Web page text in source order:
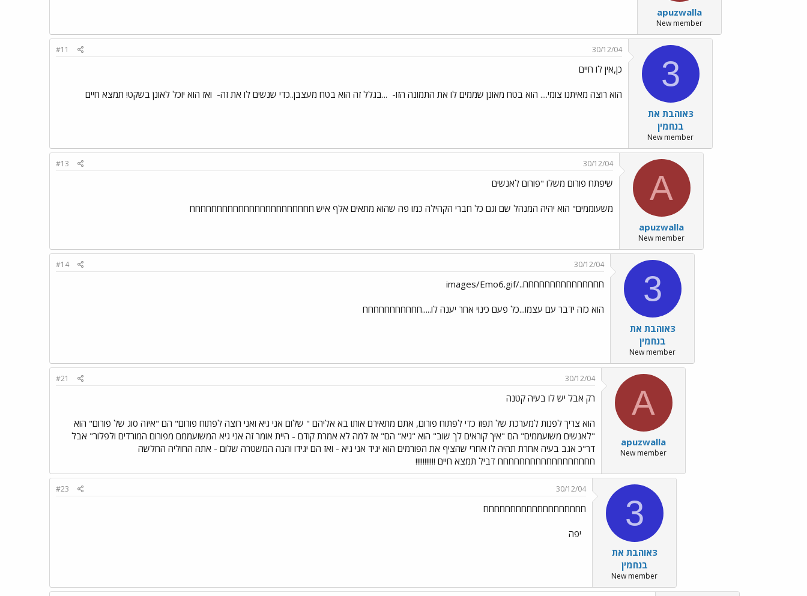
apuzwalla
New member
3
3אוהבת את
בנחמין
New member
30/12/04
#11
כן,אין לו חיים
הוא רוצה מאיתנו צומי.... הוא בטח מאונן שממים לו את התמונה הזו- ...בגלל זה הוא בטח מעצבן..כדי שנשים לו את זה- ואז הוא יוכל לאונן בשקט! תמצא חיים
A
apuzwalla
New member
30/12/04
#13
שיפתח פורום משלו "פורום לאנשים
משעוממים" הוא יהיה המנהל שם וגם כל חברי הקהילה כמו פה שהוא מתאים אלף איש חחחחחחחחחחחחחחחחחחחחחחח
3
3אוהבת את
בנחמין
New member
30/12/04
#14
חחחחחחחחחחחחחחח../images/Emo6.gif
הוא כזה ידבר עם עצמו...כל פעם כינוי אחר יענה לו.....חחחחחחחחחחח
A
apuzwalla
New member
30/12/04
#21
רק אבל יש לו בעיה קטנה
הוא צריך לפנות למערכת של תפוז כדי לפתוח פורום, אתם מתאירם אותו בא אליהם " שלום אני גיא ואני רוצה לפתוח פורום" הם "איזה סוג של פורום" הוא
"לאנשים משועממים" הם "איך קוראים לך שוב" הוא "גיא" הם" אז למה לא אמרת קודם - היית אומר זה אני גיא המשועממם מפורום המורדים ולפלור" אבל
דר"כ אגב בעיה אחרת תהיה לו אחרי שהציף את הפורמים הוא יגיד אני גיא - ואז הם יגידו והנה המשטרה שלום - אתה החוליה החלשה
חחחחחחחחחחחחחחחחחח דביל תמצא חיים !!!!!!!!!!!
3
3אוהבת את
בנחמין
New member
30/12/04
#23
חחחחחחחחחחחחחחחחחחח
יפה